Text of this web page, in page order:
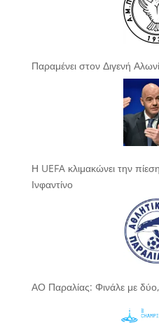
Παραμένει στον Διγενή
Η UEFA κλιμακώνει την
Ινφαντίνο
ΑΟ Παραλίας: Φινάλε με